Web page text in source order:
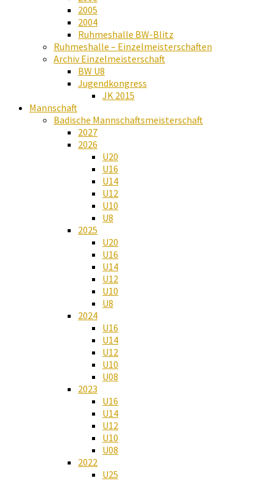
2005
2004
Ruhmeshalle BW-Blitz
Ruhmeshalle – Einzelmeisterschaften
Archiv Einzelmeisterschaft
BW U8
Jugendkongress
JK 2015
Mannschaft
Badische Mannschaftsmeisterschaft
2027
2026
U20
U16
U14
U12
U10
U8
2025
U20
U16
U14
U12
U10
U8
2024
U16
U14
U12
U10
U08
2023
U16
U14
U12
U10
U08
2022
U25